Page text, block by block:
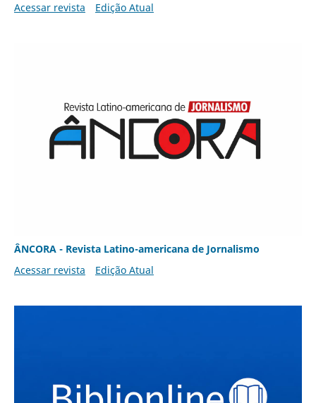
Acessar revista
Edição Atual
ÂNCORA - Revista Latino-americana de Jornalismo
Acessar revista
Edição Atual